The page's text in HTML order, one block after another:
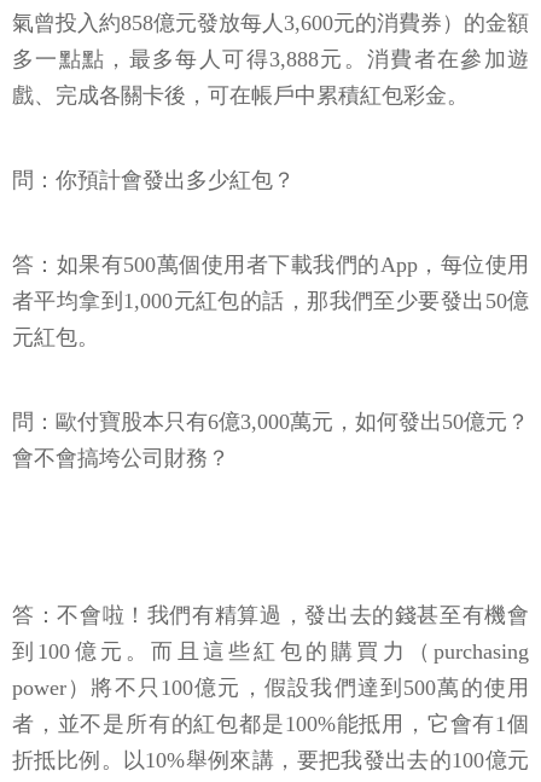
氣曾投入約858億元發放每人3,600元的消費券）的金額
多一點點，最多每人可得3,888元。消費者在參加遊
戲、完成各關卡後，可在帳戶中累積紅包彩金。
問：你預計會發出多少紅包？
答：如果有500萬個使用者下載我們的App，每位使用
者平均拿到1,000元紅包的話，那我們至少要發出50億
元紅包。
問：歐付寶股本只有6億3,000萬元，如何發出50億元？
會不會搞垮公司財務？
答：不會啦！我們有精算過，發出去的錢甚至有機會
到100億元。而且這些紅包的購買力（purchasing
power）將不只100億元，假設我們達到500萬的使用
者，並不是所有的紅包都是100%能抵用，它會有1個
折抵比例。以10%舉例來講，要把我發出去的100億元